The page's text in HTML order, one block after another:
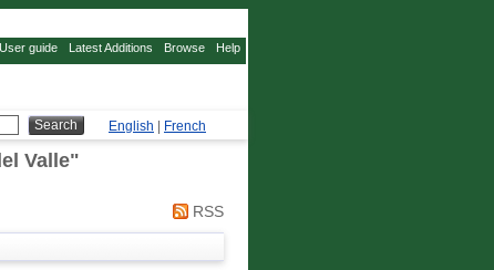
User guide Latest Additions Browse Help
English French
Valle"
RSS